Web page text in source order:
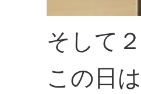
そして
この日